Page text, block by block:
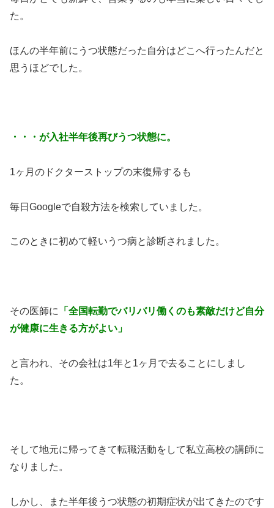
た。
ほんの半年前にうつ状態だった自分はどこへ行ったんだと
思うほどでした。
・・・が入社半年後再びうつ状態に。
1ヶ月のドクターストップの末復帰するも
毎日Googleで自殺方法を検索していました。
このときに初めて軽いうつ病と診断されました。
その医師に
「全国転勤でバリバリ働くのも素敵だけど自分
が健康に生きる方がよい」
と言われ、その会社は1年と1ヶ月で去ることにしまし
た。
そして地元に帰ってきて転職活動をして私立高校の講師に
なりました。
しかし、また半年後うつ状態の初期症状が出てきたのです